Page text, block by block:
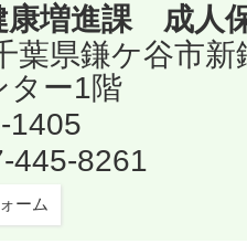
増進課 成人
県鎌ケ谷市
ター1階
1405
445-8261
ーム